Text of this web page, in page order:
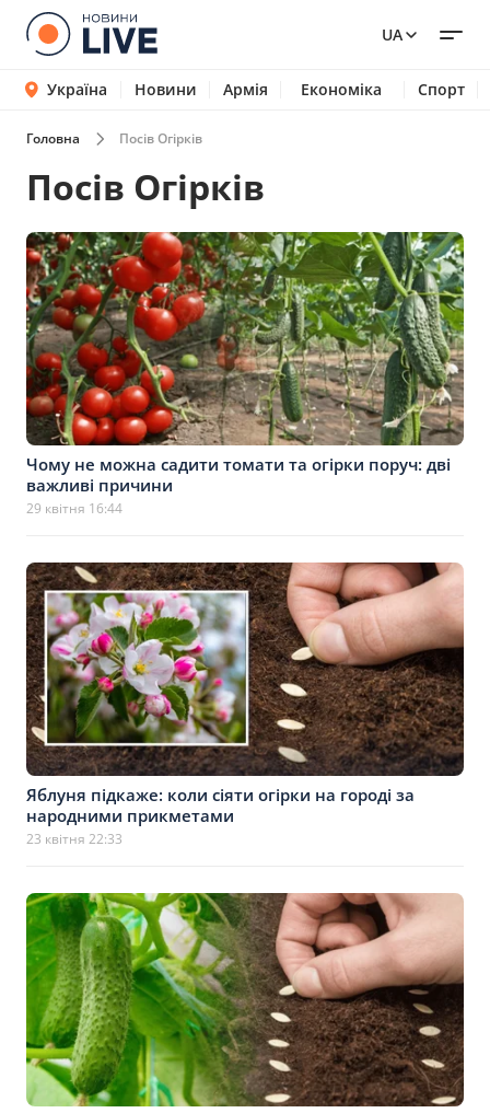
UA
Україна Новини Армія Економіка Спорт
Головна Посів Огірків
Посів Огірків
Чому не можна садити томати та огірки поруч: дві
важливі причини
29 квітня 16:44
Яблуня підкаже: коли сіяти огірки на городі за
народними прикметами
23 квітня 22:33